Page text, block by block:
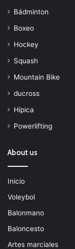
Bádminton
Boxeo
Hockey
Squash
Mountain Bike
ducross
Hípica
Powerlifting
About us
Inicio
Voleybol
Balonmano
Baloncesto
Artes marciales